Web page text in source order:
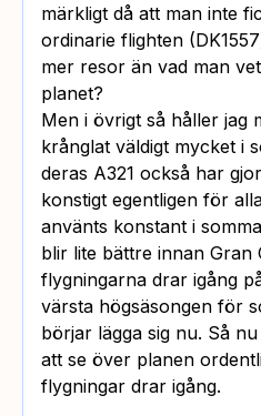
märkligt då att man inte
ordinarie flighten
mer resor än vad man
planet?
Men i övrigt så håller jag
krånglat väldigt mycket i
deras A321 också har
konstigt egentligen för
använts konstant i
blir lite bättre innan Gran
flygningarna drar igång
värsta högsäsongen för
börjar lägga sig nu. Så
att se över planen
flygningar drar igång.